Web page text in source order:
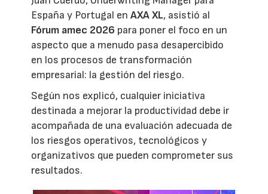
España y Portugal enAXA XL, asistió al
Fórum amec 2026 para poner el foco en un
aspecto que a menudo pasa desapercibido
en los procesos de transformación
empresarial: la gestión del riesgo.
Según nos explicó, cualquier iniciativa
destinada a mejorar la productividad debe ir
acompañada de una evaluación adecuada de
los riesgos operativos, tecnológicos y
organizativos que pueden comprometer sus
resultados.